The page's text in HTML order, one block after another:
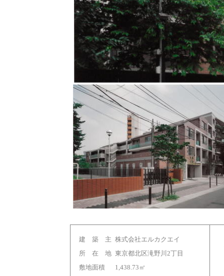
建 築 主 株式会社エルカクエイ
所 在 地 東京都北区滝野川2丁目
敷地面積
1,438.73㎡